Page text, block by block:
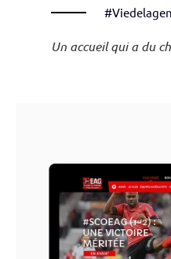
Un accueil qui a du